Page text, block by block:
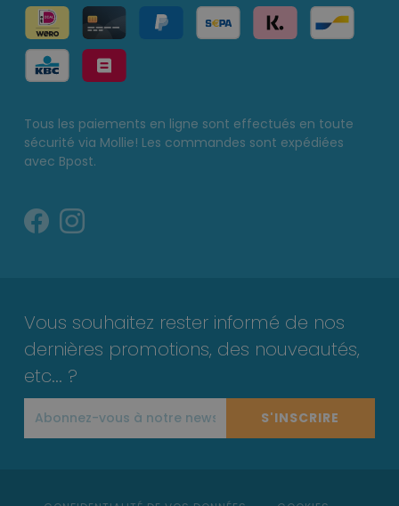
Tous les paiements en ligne sont effectués en toute
sécurité via Mollie! Les commandes sont expédiées
avec Bpost.
Vous souhaitez rester informé de nos
dernières promotions, des nouveautés,
etc... ?
S'INSCRIRE